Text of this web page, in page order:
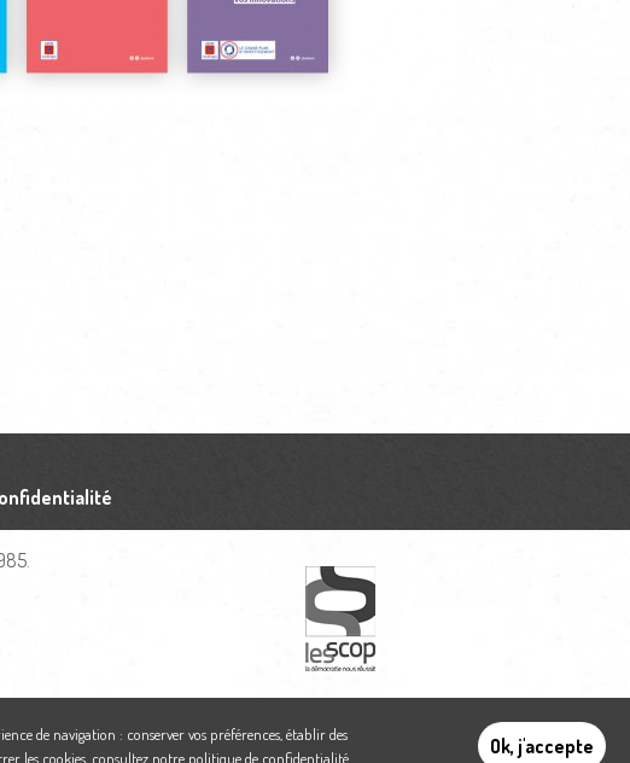
de navigation : conserver vos préférences, établir des
les cookies, consultez notre politique de confidentialité Ok, j'accepte